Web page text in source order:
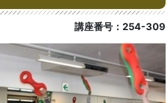
講座番号：254-309